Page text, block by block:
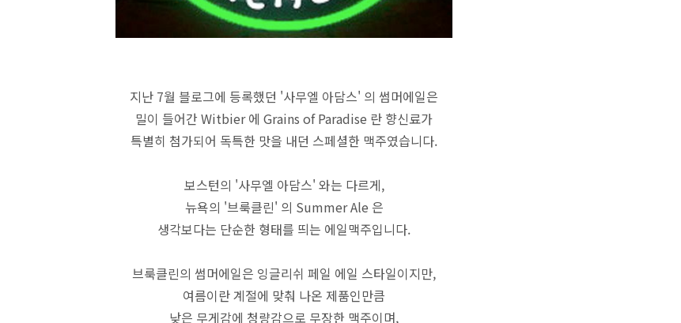
지난 7월 블로그에 등록했던 '사무엘 아담스' 의 썸머에일은
밀이 들어간 Witbier 에 Grains of Paradise 란 향신료가
특별히 첨가되어 독특한 맛을 내던 스페셜한 맥주였습니다.
보스턴의 '사무엘 아담스' 와는 다르게,
뉴욕의 '브룩클린' 의 Summer Ale 은
생각보다는 단순한 형태를 띄는 에일맥주입니다.
브룩클린의 썸머에일은 잉글리쉬 페일 에일 스타일이지만,
여름이란 계절에 맞춰 나온 제품인만큼
낮은 무게감에 청량감으로 무장한 맥주이며,